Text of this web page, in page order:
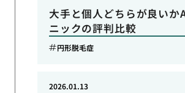
大手と個人どちらが良いか
ニックの評判比較
円形脱毛症
2026.01.13